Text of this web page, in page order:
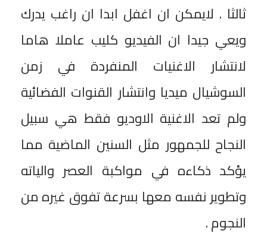
ثالثا . لايمكن ان اغفل ابدا ان راغب يدرك
ويعي جيدا ان الفيديو كليب عاملا هاما
لانتشار الاغنيات المنفردة في زمن
السوشيال ميديا وانتشار القنوات الفضائية
ولم تعد الاغنية الاوديو فقط هي سبيل
النجاح للجمهور مثل السنين الماضية مما
يؤكد ذكاءه في مواكبة العصر والياته
وتطوير نفسه معها بسرعة تفوق غيره من
النجوم .